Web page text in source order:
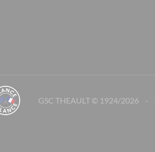
GSC THEAULT © 1924/2026